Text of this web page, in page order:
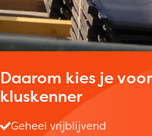
Daarom kies je voor
kluskenner
Geheel vrijblijvend